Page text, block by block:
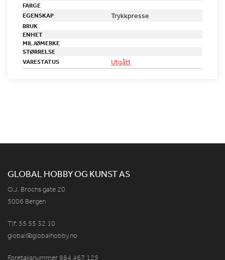
FARGE
EGENSKAP
Trykkpresse
BRUK
ENHET
MILJØMERKE
STØRRELSE
VARESTATUS
Utgått
GLOBAL HOBBY OG KUNST AS
O.J. Brochs gate 20
5006 Bergen
Tlf: 55 55 32 10
global@globalhobby.no
Foretaksnummer 984 467 125